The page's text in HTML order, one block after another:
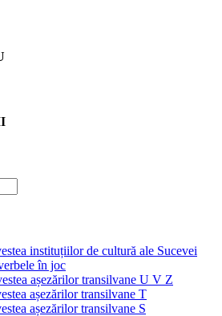
instituțiilor de cultură ale Sucevei
în joc
așezărilor transilvane U V Z
așezărilor transilvane T
așezărilor transilvane S